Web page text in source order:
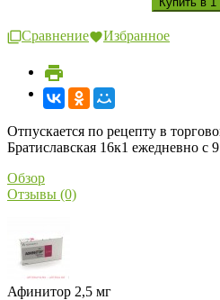
Сравнение Избранное
Отпускается по рецепту в
Братиславская 16к1 ежедневно с
Обзор
Отзывы (0)
Афинитор 2,5 мг